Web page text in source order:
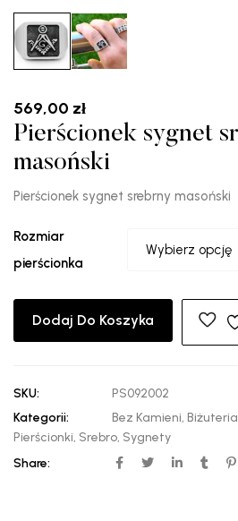
569,00 zł
Pierścionek sygnet
masoński
Pierścionek sygnet srebrny masoński
Rozmiar
pierścionka
Dodaj Do Koszyka
SKU:
PS092002
Kategorii:
Bez Kamieni, Biżuteria
Pierścionki, Srebro, Sygnety
Share: